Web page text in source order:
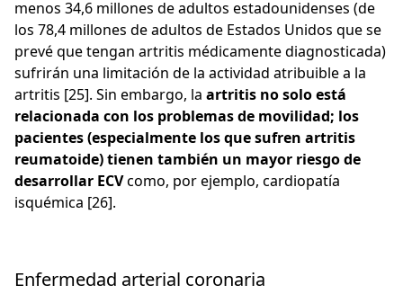
menos 34,6 millones de adultos estadounidenses (de
los 78,4 millones de adultos de Estados Unidos que se
prevé que tengan artritis médicamente diagnosticada)
sufrirán una limitación de la actividad atribuible a la
artritis [25]. Sin embargo, la artritis no solo está
relacionada con los problemas de movilidad; los
pacientes (especialmente los que sufren artritis
reumatoide) tienen también un mayor riesgo de
desarrollar ECVcomo, por ejemplo, cardiopatía
isquémica [26].
Enfermedad arterial coronaria